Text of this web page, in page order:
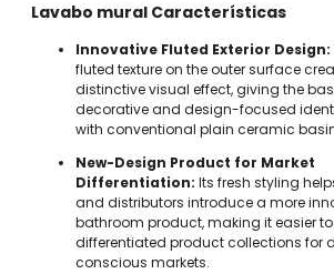
Lavabo mural Características
Innovative Fluted Exterior Design:
fluted texture on the outer surface
distinctive visual effect, giving the
decorative and design-focused
with conventional plain ceramic
New-Design Product for Market
Differentiation: Its fresh styling
and distributors introduce a more
bathroom product, making it easier
differentiated product collections for
conscious markets.